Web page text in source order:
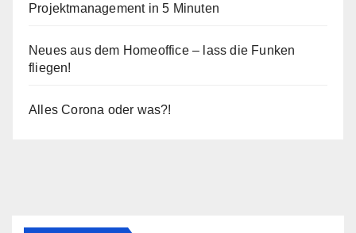
Projektmanagement in 5 Minuten
Neues aus dem Homeoffice – lass die Funken
fliegen!
Alles Corona oder was?!